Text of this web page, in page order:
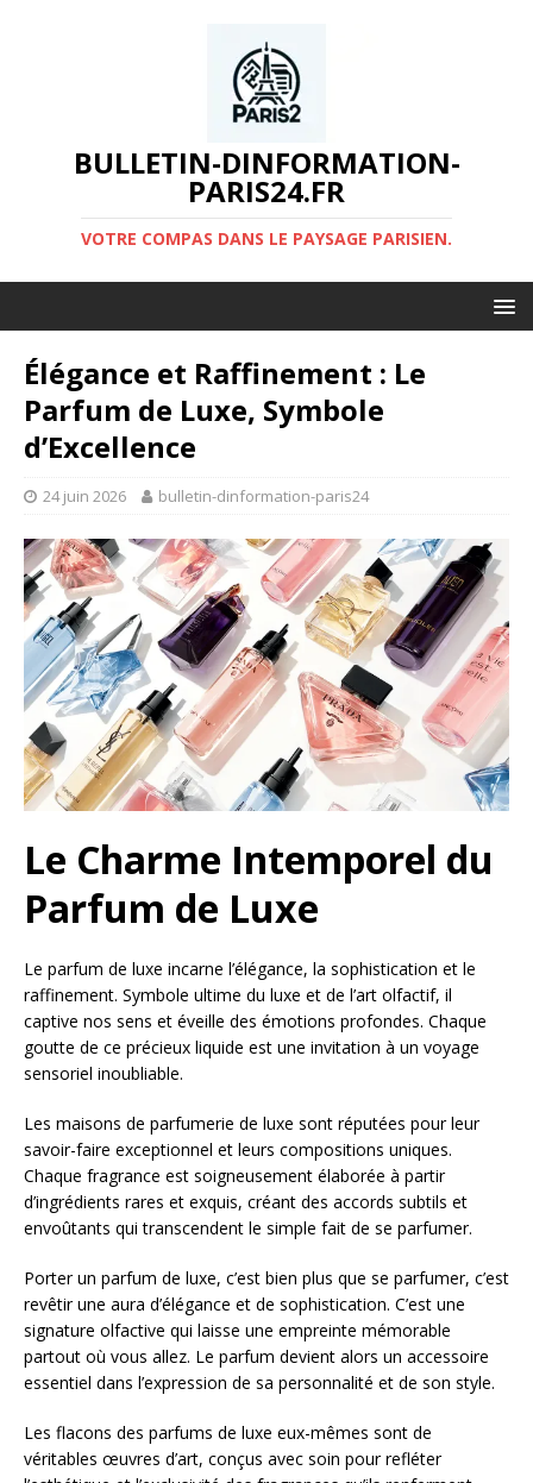
BULLETIN-DINFORMATION-
PARIS24.FR
VOTRE COMPAS DANS LE PAYSAGE PARISIEN.
Élégance et Raffinement : Le
Parfum de Luxe, Symbole
d’Excellence
24 juin 2026 bulletin-dinformation-paris24
Le Charme Intemporel du
Parfum de Luxe
Le parfum de luxe incarne l’élégance, la sophistication et le
raffinement. Symbole ultime du luxe et de l’art olfactif, il
captive nos sens et éveille des émotions profondes. Chaque
goutte de ce précieux liquide est une invitation à un voyage
sensoriel inoubliable.
Les maisons de parfumerie de luxe sont réputées pour leur
savoir-faire exceptionnel et leurs compositions uniques.
Chaque fragrance est soigneusement élaborée à partir
d’ingrédients rares et exquis, créant des accords subtils et
envoûtants qui transcendent le simple fait de se parfumer.
Porter un parfum de luxe, c’est bien plus que se parfumer, c’est
revêtir une aura d’élégance et de sophistication. C’est une
signature olfactive qui laisse une empreinte mémorable
partout où vous allez. Le parfum devient alors un accessoire
essentiel dans l’expression de sa personnalité et de son style.
Les flacons des parfums de luxe eux-mêmes sont de
véritables œuvres d’art, conçus avec soin pour refléter